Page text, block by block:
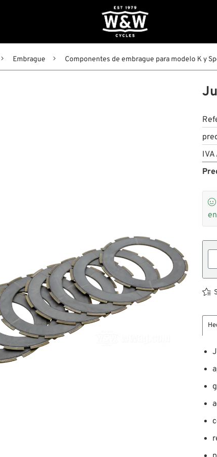
Embrague Componentes de embrague para modelo K y
